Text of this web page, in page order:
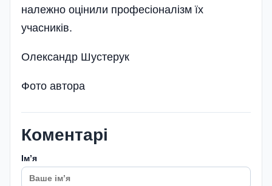
належно оцінили професіоналізм їх
учасників.
Олександр Шустерук
Фото автора
Коментарі
Імʼя